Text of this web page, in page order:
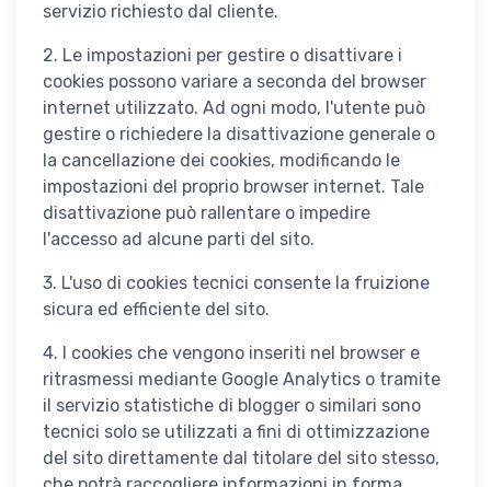
servizio richiesto dal cliente.
2. Le impostazioni per gestire o disattivare i
cookies possono variare a seconda del browser
internet utilizzato. Ad ogni modo, l'utente può
gestire o richiedere la disattivazione generale o
la cancellazione dei cookies, modificando le
impostazioni del proprio browser internet. Tale
disattivazione può rallentare o impedire
l'accesso ad alcune parti del sito.
3. L'uso di cookies tecnici consente la fruizione
sicura ed efficiente del sito.
4. I cookies che vengono inseriti nel browser e
ritrasmessi mediante Google Analytics o tramite
il servizio statistiche di blogger o similari sono
tecnici solo se utilizzati a fini di ottimizzazione
del sito direttamente dal titolare del sito stesso,